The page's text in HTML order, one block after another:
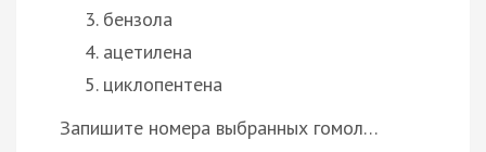
бензола
ацетилена
циклопентена
Запишите номера выбранных гомол…